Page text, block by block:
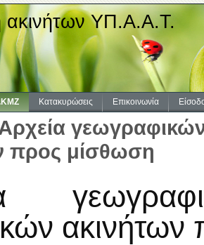
ακινήτων ΥΠ.Α.Α.Τ.
Κατακυρώσεις Επικοινωνία
προς μίσθωση